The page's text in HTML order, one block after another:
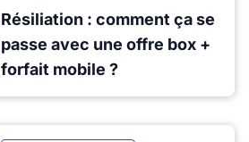
Résiliation : comment ça se
passe avec une offre box +
forfait mobile ?